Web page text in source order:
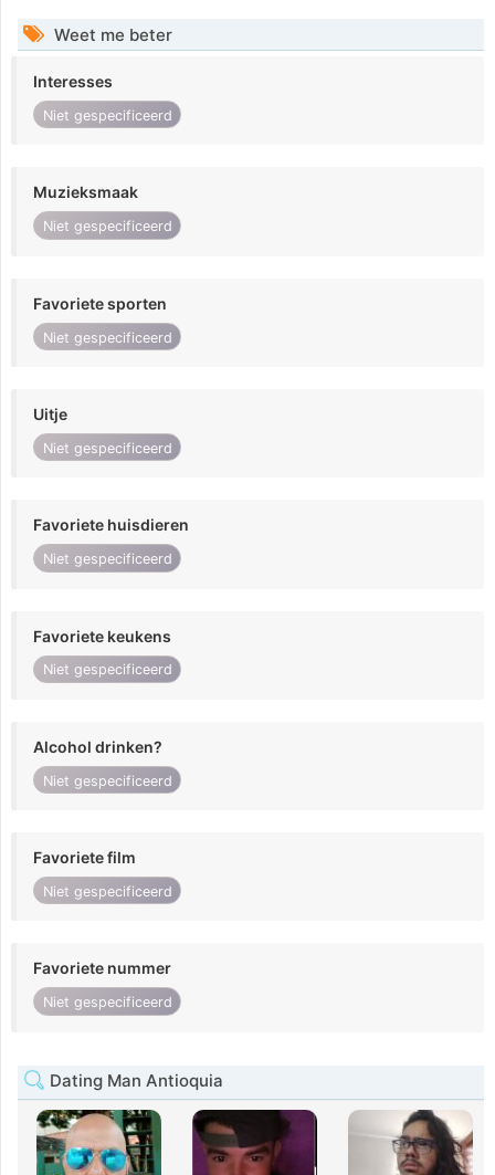
Weet me beter
Interesses
Niet gespecificeerd
Muzieksmaak
Niet gespecificeerd
Favoriete sporten
Niet gespecificeerd
Uitje
Niet gespecificeerd
Favoriete huisdieren
Niet gespecificeerd
Favoriete keukens
Niet gespecificeerd
Alcohol drinken?
Niet gespecificeerd
Favoriete film
Niet gespecificeerd
Favoriete nummer
Niet gespecificeerd
Dating Man Antioquia